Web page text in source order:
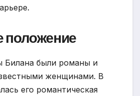
положение
Билана были романы и
женщинами. В
его романтическая